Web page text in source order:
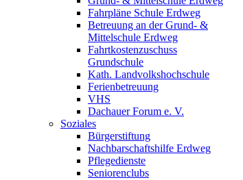
Fahrpläne Schule Erdweg
Betreuung an der Grund- &
Mittelschule Erdweg
Fahrtkostenzuschuss
Grundschule
Kath. Landvolkshochschule
Ferienbetreuung
VHS
Dachauer Forum e. V.
Soziales
Bürgerstiftung
Nachbarschaftshilfe Erdweg
Pflegedienste
Seniorenclubs